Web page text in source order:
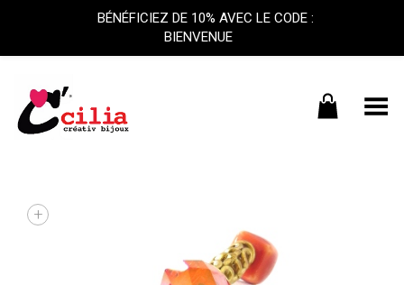
Basculer le menu
+
BÉNÉFICIEZ DE 10% AVEC LE CODE :
BIENVENUE